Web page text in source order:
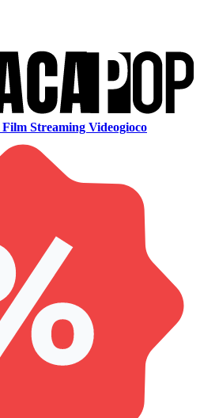
Film Streaming Videogioco